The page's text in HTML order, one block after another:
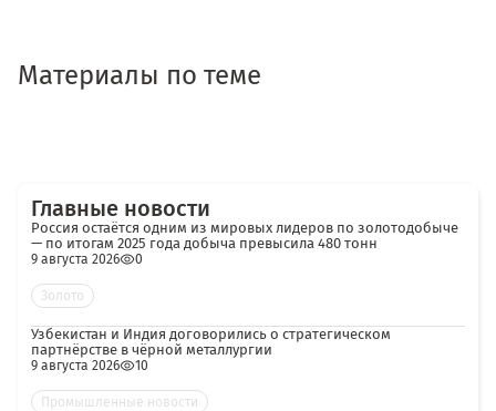
Материалы по теме
Главные новости
Россия остаётся одним из мировых лидеров по золотодобыче
— по итогам 2025 года добыча превысила 480 тонн
9 августа 2026 0
Золото
Узбекистан и Индия договорились о стратегическом
партнёрстве в чёрной металлургии
9 августа 2026 10
Промышленные новости